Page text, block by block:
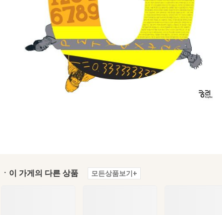
ㆍ이 가게의 다른 상품 모든상품보기+